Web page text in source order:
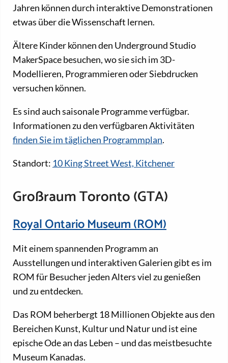
Jahren können durch interaktive Demonstrationen
etwas über die Wissenschaft lernen.
Ältere Kinder können den Underground Studio
MakerSpace besuchen, wo sie sich im 3D-
Modellieren, Programmieren oder Siebdrucken
versuchen können.
Es sind auch saisonale Programme verfügbar.
Informationen zu den verfügbaren Aktivitäten
finden Sie im täglichen Programmplan.
Standort: 10 King Street West, Kitchener
Großraum Toronto (GTA)
Royal Ontario Museum (ROM)
Mit einem spannenden Programm an
Ausstellungen und interaktiven Galerien gibt es im
ROM für Besucher jeden Alters viel zu genießen
und zu entdecken.
Das ROM beherbergt 18 Millionen Objekte aus den
Bereichen Kunst, Kultur und Natur und ist eine
epische Ode an das Leben – und das meistbesuchte
Museum Kanadas.